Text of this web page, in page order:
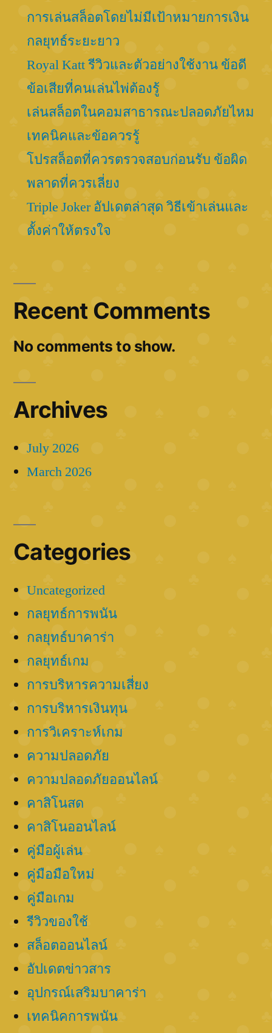
การเล่นสล็อตโดยไม่มีเป้าหมายการเงิน
กลยุทธ์ระยะยาว
Royal Katt รีวิวและตัวอย่างใช้งาน ข้อดี
ข้อเสียที่คนเล่นไพ่ต้องรู้
เล่นสล็อตในคอมสาธารณะปลอดภัยไหม
เทคนิคและข้อควรรู้
โปรสล็อตที่ควรตรวจสอบก่อนรับ ข้อผิด
พลาดที่ควรเลี่ยง
Triple Joker อัปเดตล่าสุด วิธีเข้าเล่นและ
ตั้งค่าให้ตรงใจ
Recent Comments
No comments to show.
Archives
July 2026
March 2026
Categories
Uncategorized
กลยุทธ์การพนัน
กลยุทธ์บาคาร่า
กลยุทธ์เกม
การบริหารความเสี่ยง
การบริหารเงินทุน
การวิเคราะห์เกม
ความปลอดภัย
ความปลอดภัยออนไลน์
คาสิโนสด
คาสิโนออนไลน์
คู่มือผู้เล่น
คู่มือมือใหม่
คู่มือเกม
รีวิวของใช้
สล็อตออนไลน์
อัปเดตข่าวสาร
อุปกรณ์เสริมบาคาร่า
เทคนิคการพนัน